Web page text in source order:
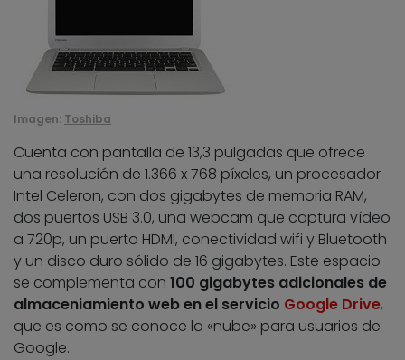
Imagen: Toshiba
Cuenta con pantalla de 13,3 pulgadas que ofrece
una resolución de 1.366 x 768 píxeles, un procesador
Intel Celeron, con dos gigabytes de memoria RAM,
dos puertos USB 3.0, una webcam que captura vídeo
a 720p, un puerto HDMI, conectividad wifi y Bluetooth
y un disco duro sólido de 16 gigabytes. Este espacio
se complementa con 100 gigabytes adicionales de
almaceniamiento web en el servicio Google Drive,
que es como se conoce la «nube» para usuarios de
Google.